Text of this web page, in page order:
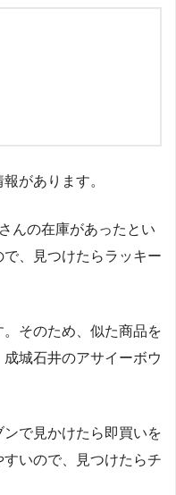
があります。
んの在庫があったとい
、見つけたらラッキー
そのため、似た商品を
城石井のアサイーボウ
で見かけたら即買いを
いので、見つけたらチ